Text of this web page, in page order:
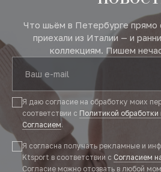
Что шьём в Петербурге прямо
приехали из Италии — и
коллекциям. Пишем
Я даю согласие на обработку моих
соответствии с Политикой
Согласием.
Я согласна получать рекламные и
Ktsport в соответствии с Согласием
Согласие можно отозвать в любой